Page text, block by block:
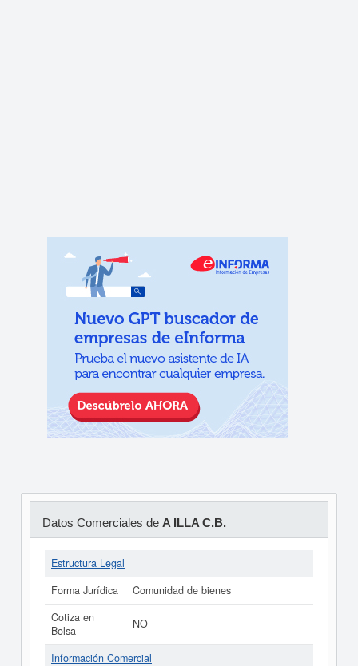
Datos Comerciales de A ILLA C.B.
Estructura Legal
Forma Jurídica
Comunidad de bienes
Cotiza en
Bolsa
NO
Información Comercial